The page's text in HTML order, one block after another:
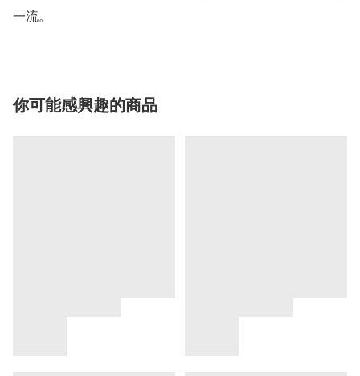
一流。
你可能感興趣的商品